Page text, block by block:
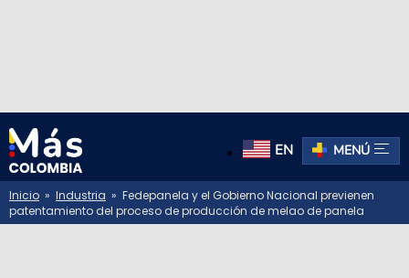
EN MENÚ
Inicio » Industria » Fedepanela y el Gobierno Nacional previenen
patentamiento del proceso de producción de melao de panela